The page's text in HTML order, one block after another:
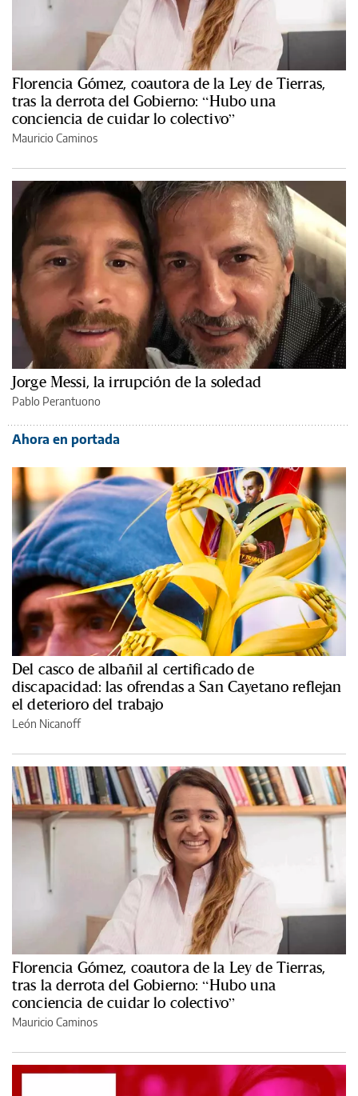
Florencia Gómez, coautora de la Ley de Tierras,
tras la derrota del Gobierno: “Hubo una
conciencia de cuidar lo colectivo”
Mauricio Caminos
Jorge Messi, la irrupción de la soledad
Pablo Perantuono
Ahora en portada
Del casco de albañil al certificado de
discapacidad: las ofrendas a San Cayetano reflejan
el deterioro del trabajo
León Nicanoff
Florencia Gómez, coautora de la Ley de Tierras,
tras la derrota del Gobierno: “Hubo una
conciencia de cuidar lo colectivo”
Mauricio Caminos